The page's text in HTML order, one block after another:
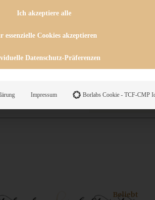
Beliebt
Ich akzeptiere alle
essenzielle Cookies akzeptieren
Datenschutz-Präferenzen
Impressum Borlabs Cookie - TCF-CMP